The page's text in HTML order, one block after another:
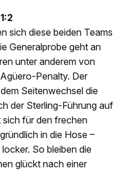
sich diese beiden Teams
Generalprobe geht an
unter anderem von
Penalty. Der
Seitenwechsel die
der Sterling-Führung auf
für den frechen
in die Hose –
So bleiben die
glückt nach einer